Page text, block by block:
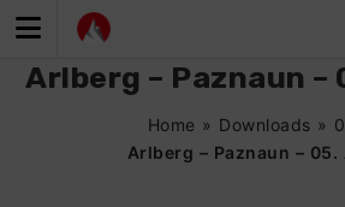
Inhalt
Arlberg – Paznaun –
Home » Downloads »
Arlberg – Paznaun – 05.